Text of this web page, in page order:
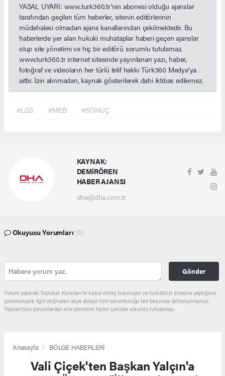
YASAL UYARI: www.turk360.tr'nin abonesi olduğu ajanslar
tarafından geçilen tüm haberler, sitenin editörlerinin
müdahalesi olmadan ajans kanallarından çekilmektedir. Bu
haberlerde yer alan hukuki muhataplar haberi geçen ajanslar
olup site yönetimi ve hiç bir editörü sorumlu tutulamaz.
www.turk360.tr internet sitesinde yayınlanan yazı, haber,
fotoğraf ve videoların her türlü telif hakkı Türk360 Medya'ya
aittir. İzin alınmadan, kaynak gösterilerek dahi iktibas edilemez.
#LGS #MEB #SONUÇ
KAYNAK:
DEMİRÖREN
HABER AJANSI
dha@dha.com.tr
Okuyucu Yorumları (0)
Gönder
Yorum yazarak Topluluk Kuralları’nı kabul etmiş bulunuyor ve turk360.tr sitesine yaptığınız
yorumunuzla ilgili doğrudan veya dolaylı tüm sorumluluğu tek başınıza üstleniyorsunuz.
Yazılan tüm yorumlardan site yönetimi hiçbir şekilde sorumlu tutulamaz.
Anasayfa BÖLGE HABERLERİ
Vali Çiçek'ten Başkan Yalçın'a